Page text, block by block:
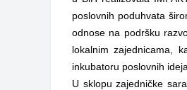
poslovnih poduhvata
odnose na podršku
lokalnim zajednicama,
inkubatoru poslovnih
U sklopu zajedničke